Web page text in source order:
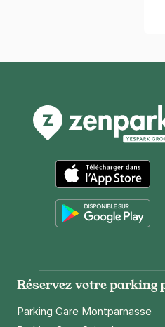
App Store
Réservez votre parking
Parking Gare Montparnasse